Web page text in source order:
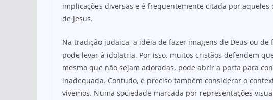
implicações diversas e é frequentemente citada por aqueles
de Jesus.
Na tradição judaica, a idéia de fazer imagens de Deus ou
pode levar à idolatria. Por isso, muitos cristãos defendem
mesmo que não sejam adoradas, pode abrir a porta para
inadequada. Contudo, é preciso também considerar o
vivemos. Numa sociedade marcada por representações